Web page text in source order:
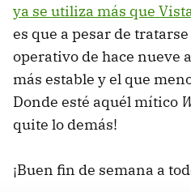
ya se utiliza más que
es que a pesar de
operativo de hace nueve
más estable y el que
Donde esté aquél mítico
quite lo demás!
¡Buen fin de semana a